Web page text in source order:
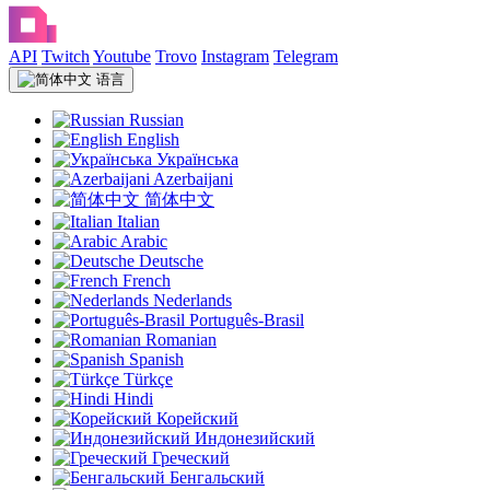
API Twitch Youtube Trovo Instagram Telegram
语言
Russian
English
Українська
Azerbaijani
简体中文
Italian
Arabic
Deutsche
French
Nederlands
Português-Brasil
Romanian
Spanish
Türkçe
Hindi
Корейский
Индонезийский
Греческий
Бенгальский